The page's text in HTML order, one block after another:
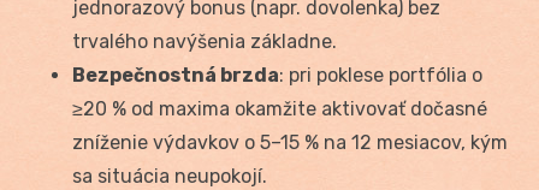
jednorazový bonus (napr. dovolenka) bez
trvalého navýšenia základne.
Bezpečnostná brzda: pri poklese portfólia o
≥20 % od maxima okamžite aktivovať dočasné
zníženie výdavkov o 5–15 % na 12 mesiacov, kým
sa situácia neupokojí.